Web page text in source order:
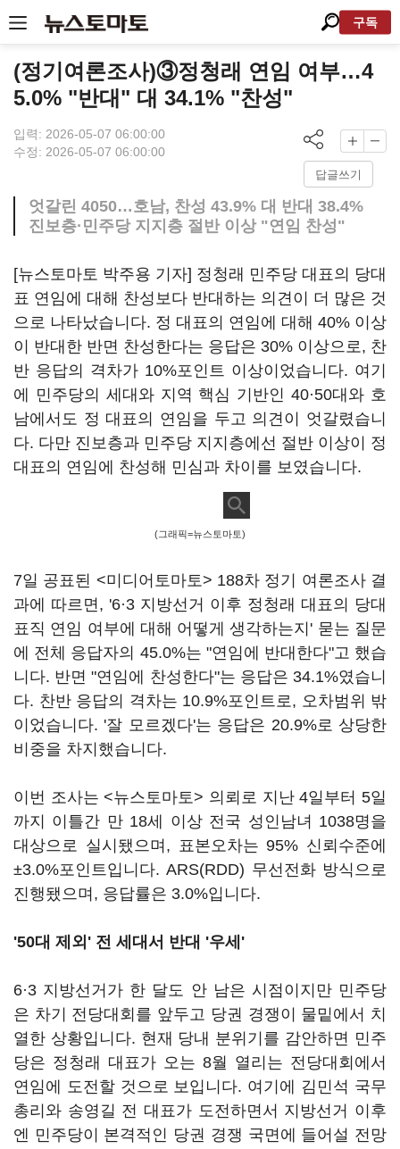
구독
(정기여론조사)③정청래 연임 여부…4
5.0% "반대" 대 34.1% "찬성"
입력: 2026-05-07 06:00:00
수정: 2026-05-07 06:00:00
답글쓰기
엇갈린 4050…호남, 찬성 43.9% 대 반대 38.4%
진보층·민주당 지지층 절반 이상 "연임 찬성"
[뉴스토마토 박주용 기자] 정청래 민주당 대표의 당대
표 연임에 대해 찬성보다 반대하는 의견이 더 많은 것
으로 나타났습니다. 정 대표의 연임에 대해 40% 이상
이 반대한 반면 찬성한다는 응답은 30% 이상으로, 찬
반 응답의 격차가 10%포인트 이상이었습니다. 여기
에 민주당의 세대와 지역 핵심 기반인 40·50대와 호
남에서도 정 대표의 연임을 두고 의견이 엇갈렸습니
다. 다만 진보층과 민주당 지지층에선 절반 이상이 정
대표의 연임에 찬성해 민심과 차이를 보였습니다.
(그래픽=뉴스토마토)
7일 공표된 <미디어토마토> 188차 정기 여론조사 결
과에 따르면, '6·3 지방선거 이후 정청래 대표의 당대
표직 연임 여부에 대해 어떻게 생각하는지' 묻는 질문
에 전체 응답자의 45.0%는 "연임에 반대한다"고 했습
니다. 반면 "연임에 찬성한다"는 응답은 34.1%였습니
다. 찬반 응답의 격차는 10.9%포인트로, 오차범위 밖
이었습니다. '잘 모르겠다'는 응답은 20.9%로 상당한
비중을 차지했습니다.
이번 조사는 <뉴스토마토> 의뢰로 지난 4일부터 5일
까지 이틀간 만 18세 이상 전국 성인남녀 1038명을
대상으로 실시됐으며, 표본오차는 95% 신뢰수준에
±3.0%포인트입니다. ARS(RDD) 무선전화 방식으로
진행됐으며, 응답률은 3.0%입니다.
'50대 제외' 전 세대서 반대 '우세'
6·3 지방선거가 한 달도 안 남은 시점이지만 민주당
은 차기 전당대회를 앞두고 당권 경쟁이 물밑에서 치
열한 상황입니다. 현재 당내 분위기를 감안하면 민주
당은 정청래 대표가 오는 8월 열리는 전당대회에서
연임에 도전할 것으로 보입니다. 여기에 김민석 국무
총리와 송영길 전 대표가 도전하면서 지방선거 이후
엔 민주당이 본격적인 당권 경쟁 국면에 들어설 전망